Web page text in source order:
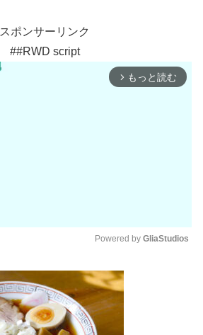
スポンサーリンク
##RWD script
arrow_forward_ios もっと読む
Powered by GliaStudios